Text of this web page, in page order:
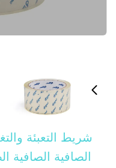
شريط التعبئة